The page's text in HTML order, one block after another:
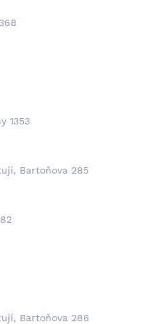
1353
Bartoňova 285
Bartoňova 286